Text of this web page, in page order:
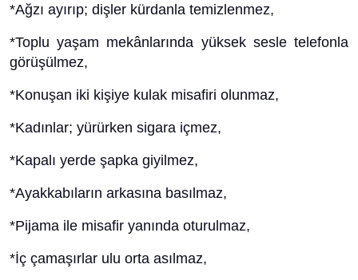
*Ağzı ayırıp; dişler kürdanla temizlenmez,
*Toplu yaşam mekânlarında yüksek sesle telefonla
görüşülmez,
*Konuşan iki kişiye kulak misafiri olunmaz,
*Kadınlar; yürürken sigara içmez,
*Kapalı yerde şapka giyilmez,
*Ayakkabıların arkasına basılmaz,
*Pijama ile misafir yanında oturulmaz,
*İç çamaşırlar ulu orta asılmaz,